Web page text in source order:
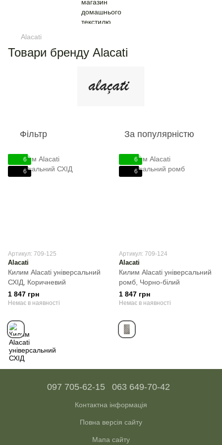
Alacati
Товари бренду Alacati
Фільтр За популярністю
6
6
Артикул: 709-125
Alacati
Килим Alacati універсальний
СХІД, Коричневий
1 847 грн
Немає в наявності
6
6
Артикул: 709-124
Alacati
Килим Alacati універсальний
ромб, Чорно-білий
1 847 грн
Немає в наявності
097 705-62-15 063 649-70-42
Контактна інформація
Повна версія сайту
Мапа сайту